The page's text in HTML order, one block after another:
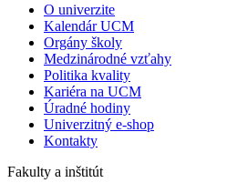
O univerzite
Kalendár UCM
Orgány školy
Medzinárodné vzťahy
Politika kvality
Kariéra na UCM
Úradné hodiny
Univerzitný e-shop
Kontakty
Fakulty a inštitút